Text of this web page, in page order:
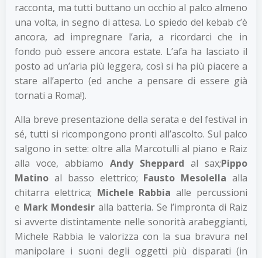
racconta, ma tutti buttano un occhio al palco almeno
una volta, in segno di attesa. Lo spiedo del kebab c’è
ancora, ad impregnare l’aria, a ricordarci che in
fondo può essere ancora estate. L’afa ha lasciato il
posto ad un’aria più leggera, così si ha più piacere a
stare all’aperto (ed anche a pensare di essere già
tornati a Roma!).
Alla breve presentazione della serata e del festival in
sé, tutti si ricompongono pronti all’ascolto. Sul palco
salgono in sette: oltre alla Marcotulli al piano e Raiz
alla voce, abbiamo Andy Sheppard al sax;Pippo
Matino al basso elettrico; Fausto Mesolella alla
chitarra elettrica; Michele Rabbia alle percussioni
e Mark Mondesir alla batteria. Se l’impronta di Raiz
si avverte distintamente nelle sonorità arabeggianti,
Michele Rabbia le valorizza con la sua bravura nel
manipolare i suoni degli oggetti più disparati (in